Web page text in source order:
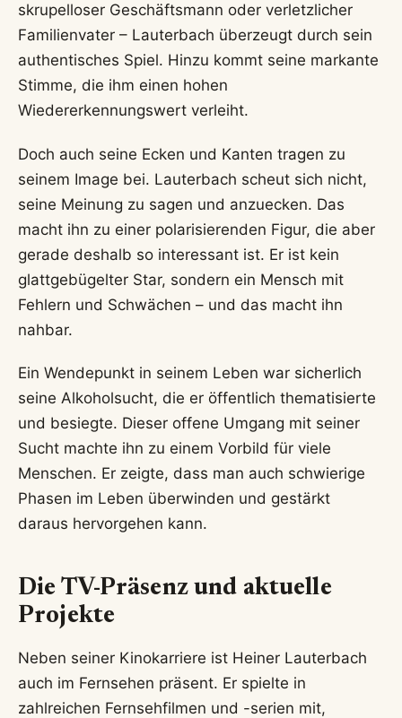
skrupelloser Geschäftsmann oder verletzlicher
Familienvater – Lauterbach überzeugt durch sein
authentisches Spiel. Hinzu kommt seine markante
Stimme, die ihm einen hohen
Wiedererkennungswert verleiht.
Doch auch seine Ecken und Kanten tragen zu
seinem Image bei. Lauterbach scheut sich nicht,
seine Meinung zu sagen und anzuecken. Das
macht ihn zu einer polarisierenden Figur, die aber
gerade deshalb so interessant ist. Er ist kein
glattgebügelter Star, sondern ein Mensch mit
Fehlern und Schwächen – und das macht ihn
nahbar.
Ein Wendepunkt in seinem Leben war sicherlich
seine Alkoholsucht, die er öffentlich thematisierte
und besiegte. Dieser offene Umgang mit seiner
Sucht machte ihn zu einem Vorbild für viele
Menschen. Er zeigte, dass man auch schwierige
Phasen im Leben überwinden und gestärkt
daraus hervorgehen kann.
Die TV-Präsenz und aktuelle
Projekte
Neben seiner Kinokarriere ist Heiner Lauterbach
auch im Fernsehen präsent. Er spielte in
zahlreichen Fernsehfilmen und -serien mit,